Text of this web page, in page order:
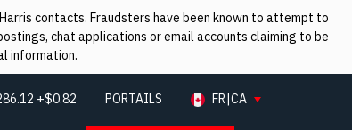
contacts. Fraudsters have been known to attempt to
chat applications or email accounts claiming to be
information.
+$0.82 PORTAILS FR|CA